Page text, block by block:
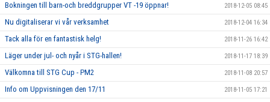
Bokningen till barn-och breddgrupper VT -19 öppnar! 2018-12-05 08:45
Nu digitaliserar vi vår verksamhet 2018-12-04 16:34
Tack alla för en fantastisk helg! 2018-11-26 16:42
Läger under jul- och nyår i STG-hallen! 2018-11-17 18:39
Välkomna till STG Cup - PM2 2018-11-08 20:57
Info om Uppvisningen den 17/11 2018-11-05 17:21